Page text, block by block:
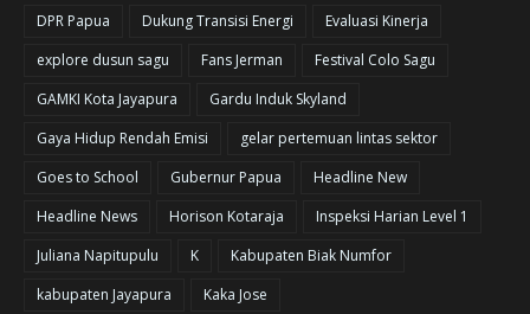
DPR Papua
Dukung Transisi Energi
Evaluasi Kinerja
explore dusun sagu
Fans Jerman
Festival Colo Sagu
GAMKI Kota Jayapura
Gardu Induk Skyland
Gaya Hidup Rendah Emisi
gelar pertemuan lintas sektor
Goes to School
Gubernur Papua
Headline New
Headline News
Horison Kotaraja
Inspeksi Harian Level 1
Juliana Napitupulu
K
Kabupaten Biak Numfor
kabupaten Jayapura
Kaka Jose